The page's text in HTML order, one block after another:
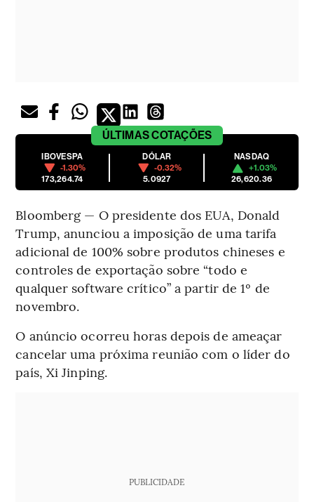
ÚLTIMASCOTAÇÕES
IBOVESPA
-1.30%
173,264.74
DÓLAR
-0.32%
5.0927
NASDAQ
+1.03%
26,620.36
Bloomberg — O presidente dos EUA, Donald
Trump, anunciou a imposição de uma tarifa
adicional de 100% sobre produtos chineses e
controles de exportação sobre “todo e
qualquer software crítico” a partir de 1º de
novembro.
O anúncio ocorreu horas depois de ameaçar
cancelar uma próxima reunião com o líder do
país, Xi Jinping.
PUBLICIDADE